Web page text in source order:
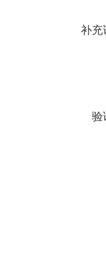
补充
验